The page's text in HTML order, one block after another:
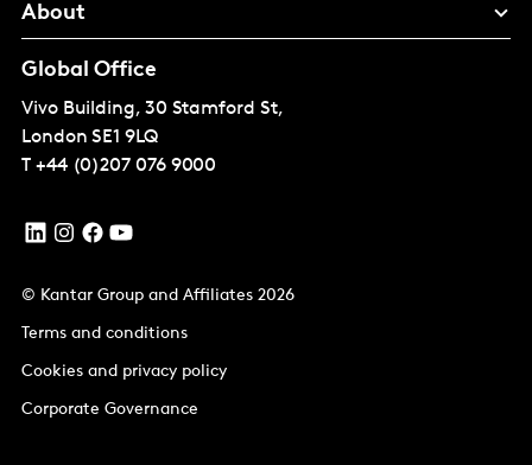
About
Global Office
Vivo Building, 30 Stamford St,
London SE1 9LQ
T +44 (0)207 076 9000
© Kantar Group and Affiliates 2026
Terms and conditions
Cookies and privacy policy
Corporate Governance